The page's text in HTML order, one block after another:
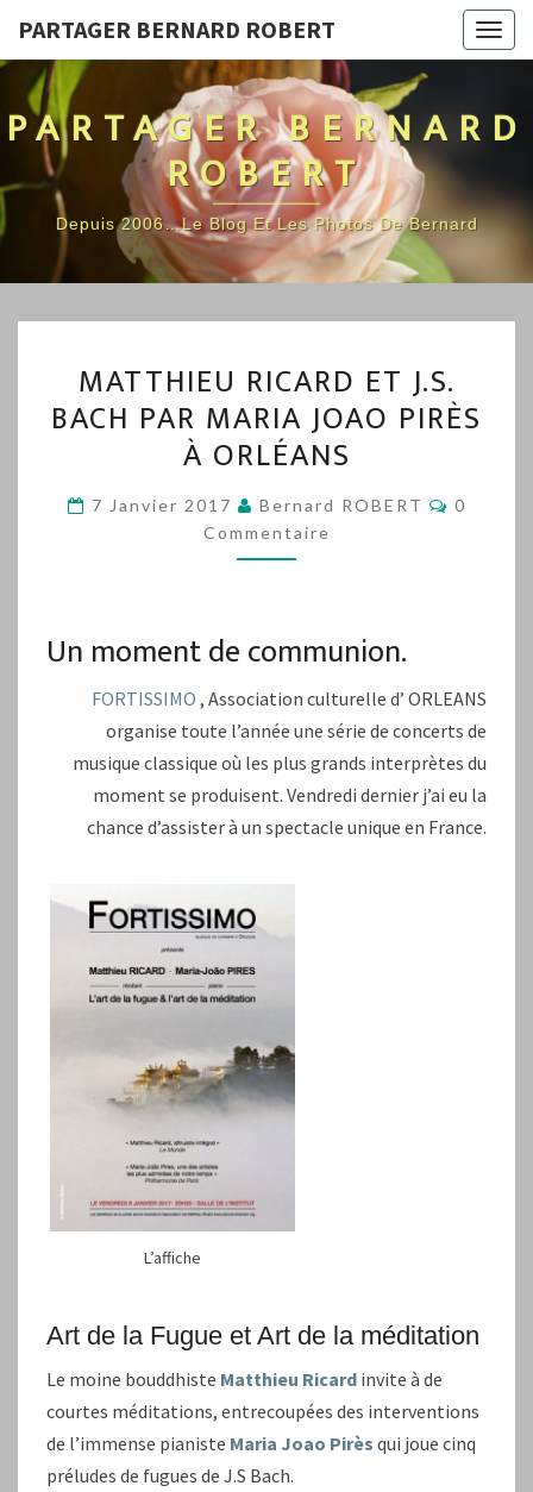
PARTAGER BERNARD ROBERT
PARTAGER BERNARD
ROBERT
Depuis 2006…Le Blog Et Les Photos De Bernard
RICARD
ET
J.S.
PAR
À
MATTHIEU RICARD ET J.S.
BACH PAR MARIA JOAO PIRÈS
À ORLÉANS
7 Janvier 2017 Bernard ROBERT
0
Commentaire
Un moment de communion.
FORTISSIMO , Association culturelle d’ ORLEANS
organise toute l’année une série de concerts de
musique classique où les plus grands interprètes du
moment se produisent. Vendredi dernier j’ai eu la
chance d’assister à un spectacle unique en France.
L’affiche
Art de la Fugue et Art de la méditation
Le moine bouddhiste Matthieu Ricard invite à de
courtes méditations, entrecoupées des interventions
de l’immense pianiste Maria Joao Pirès qui joue cinq
préludes de fugues de J.S Bach.